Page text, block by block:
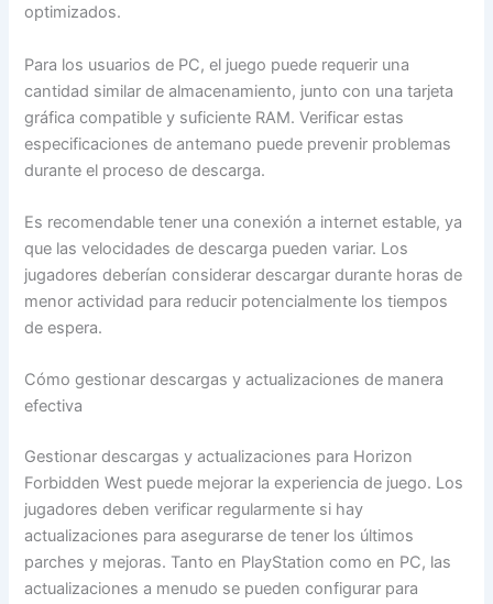
optimizados.
Para los usuarios de PC, el juego puede requerir una
cantidad similar de almacenamiento, junto con una tarjeta
gráfica compatible y suficiente RAM. Verificar estas
especificaciones de antemano puede prevenir problemas
durante el proceso de descarga.
Es recomendable tener una conexión a internet estable, ya
que las velocidades de descarga pueden variar. Los
jugadores deberían considerar descargar durante horas de
menor actividad para reducir potencialmente los tiempos
de espera.
Cómo gestionar descargas y actualizaciones de manera
efectiva
Gestionar descargas y actualizaciones para Horizon
Forbidden West puede mejorar la experiencia de juego. Los
jugadores deben verificar regularmente si hay
actualizaciones para asegurarse de tener los últimos
parches y mejoras. Tanto en PlayStation como en PC, las
actualizaciones a menudo se pueden configurar para